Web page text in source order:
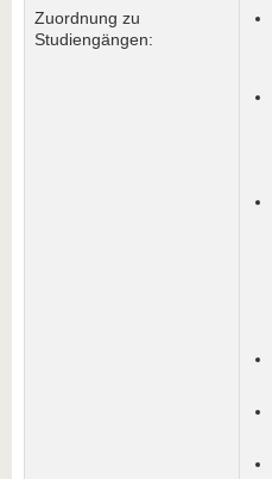
Zuordnung zu
Studiengängen: